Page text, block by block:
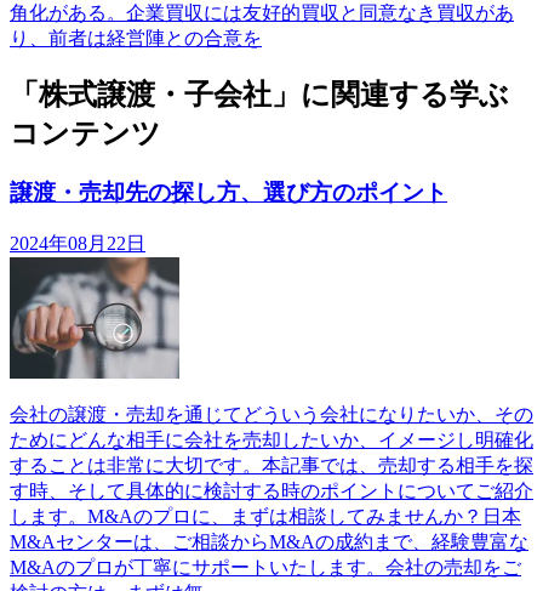
角化がある。企業買収には友好的買収と同意なき買収があ
り、前者は経営陣との合意を
「株式譲渡・子会社」に関連する学ぶ
コンテンツ
譲渡・売却先の探し方、選び方のポイント
2024年08月22日
会社の譲渡・売却を通じてどういう会社になりたいか、その
ためにどんな相手に会社を売却したいか、イメージし明確化
することは非常に大切です。本記事では、売却する相手を探
す時、そして具体的に検討する時のポイントについてご紹介
します。M&Aのプロに、まずは相談してみませんか？日本
M&Aセンターは、ご相談からM&Aの成約まで、経験豊富な
M&Aのプロが丁寧にサポートいたします。会社の売却をご